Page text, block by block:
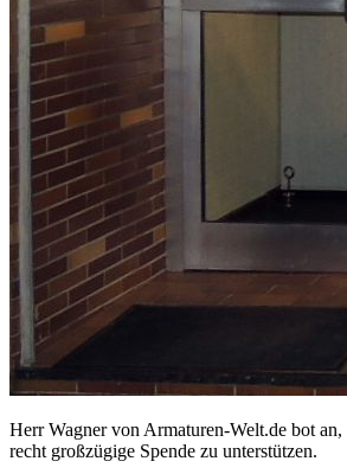
Herr Wagner von Armaturen-Welt.de bot
recht großzügige Spende zu unterstützen.